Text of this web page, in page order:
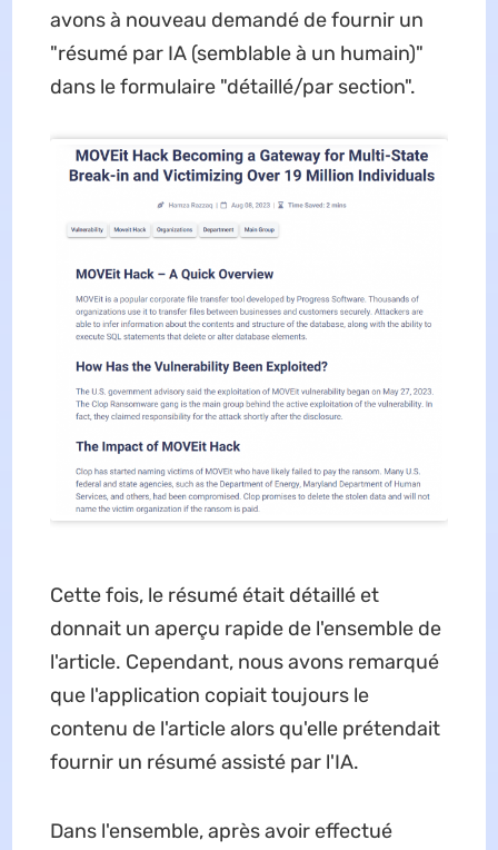
avons à nouveau demandé de fournir un
"résumé par IA (semblable à un humain)"
dans le formulaire "détaillé/par section".
Cette fois, le résumé était détaillé et
donnait un aperçu rapide de l'ensemble de
l'article. Cependant, nous avons remarqué
que l'application copiait toujours le
contenu de l'article alors qu'elle prétendait
fournir un résumé assisté par l'IA.
Dans l'ensemble, après avoir effectué